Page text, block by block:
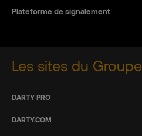
Plateforme de signalement
Les sites du Groupe
DARTY PRO
DARTY.COM